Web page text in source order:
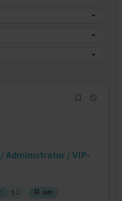
Administrator / VIP-
5 J.
IAM